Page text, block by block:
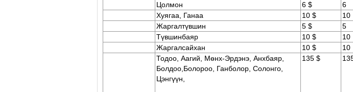
Цолмон
6 $
6
Хуягаа, Ганаа
10 $
10
Жаргалтүвшин
5 $
5
Түвшинбаяр
10 $
10
Жаргалсайхан
10 $
10
Тодоо, Аагий, Мөнх-Эрдэнэ, Анхбаяр,
Болдоо,Болороо, Ганболор, Солонго,
Цэнгүүн,
135 $